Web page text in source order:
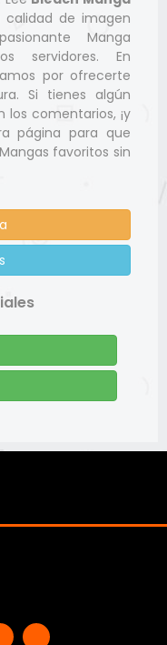
calidad de imagen
Manga
servidores. En
por ofrecerte
Si tienes algún
los comentarios, ¡y
página para que
favoritos sin